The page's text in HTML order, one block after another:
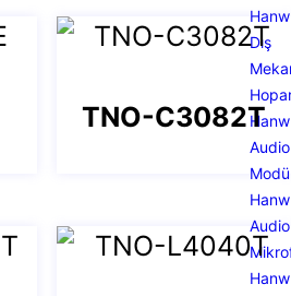
Dış
Audio
Audio
TNO-C3082T